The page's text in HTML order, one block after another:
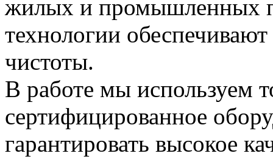
жилых и промышленных
технологии
чистоты.
В работе мы используем
сертифицированное
гарантировать высокое